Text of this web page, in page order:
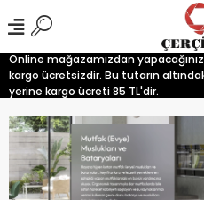
Online mağazamızdan
kargo ücretsizdir. Bu tutarın
yerine kargo ücreti 85 TL'dir.